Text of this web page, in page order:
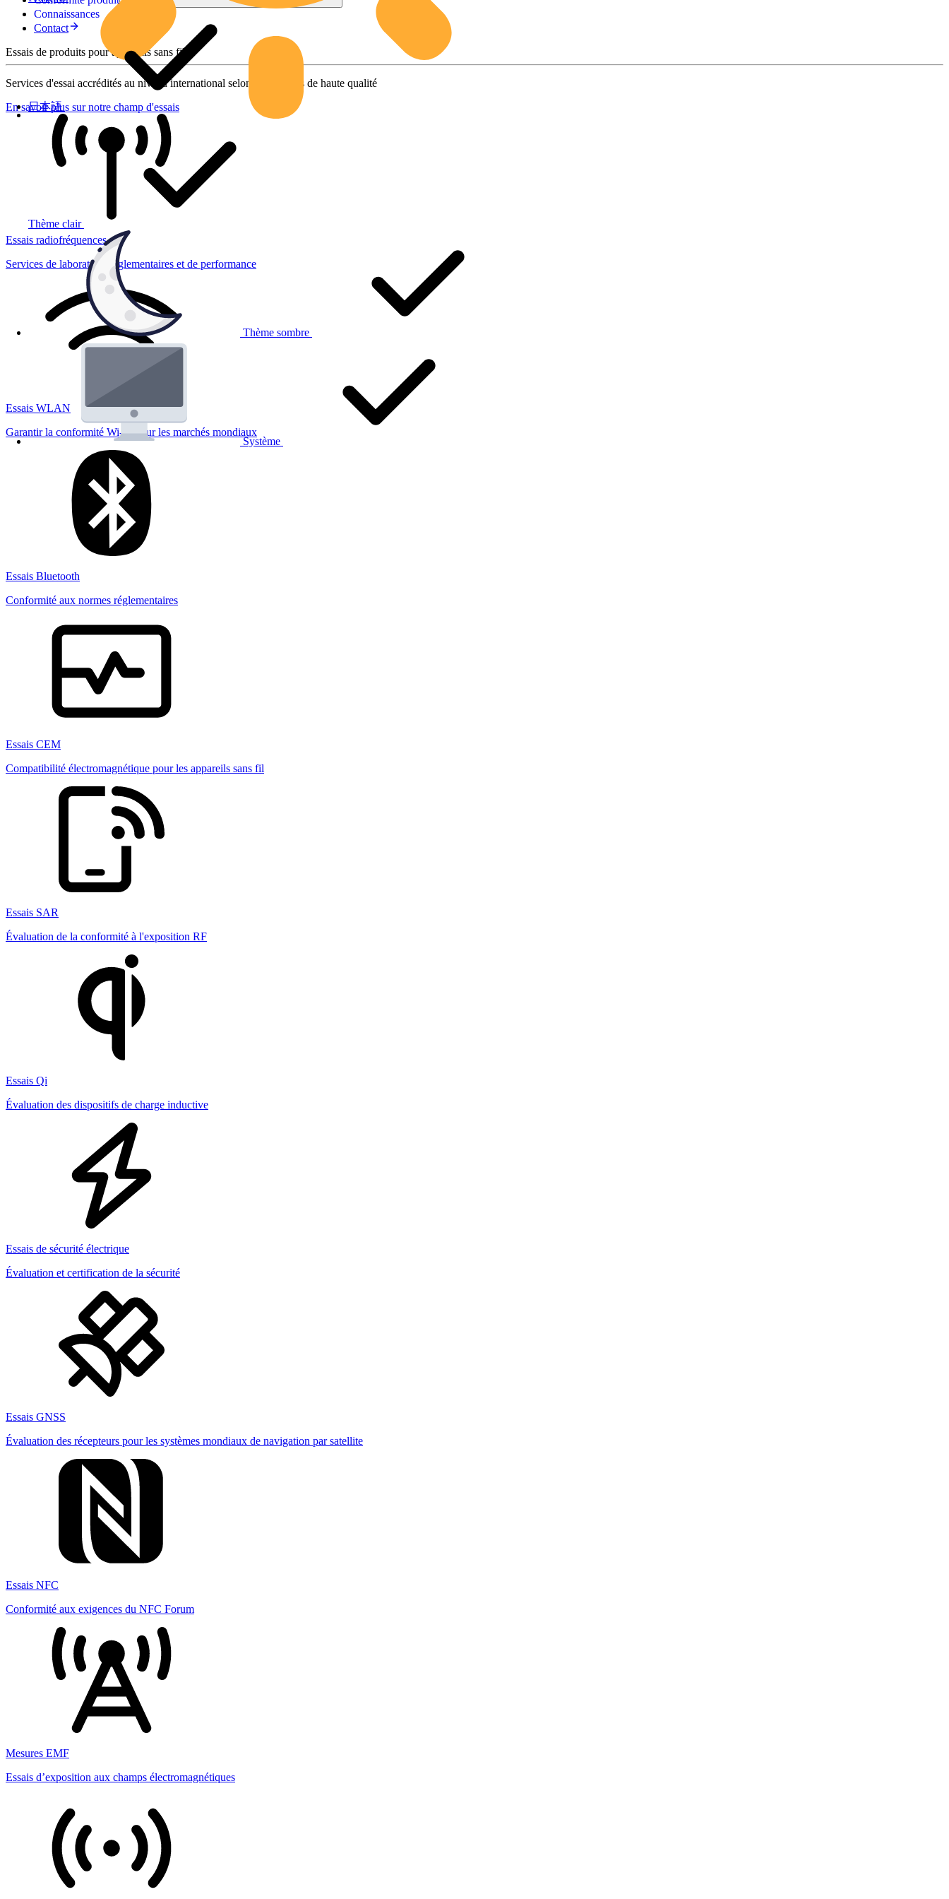
Thème clair
Thème sombre
Système
日本語
Connaissances
Contact
Essais de produits pour appareils sans fil
Services d'essai accrédités au niveau international selon des normes de haute qualité
En savoir plus sur notre champ d'essais
Essais radiofréquences
Services de laboratoire réglementaires et de performance
Essais WLAN
Garantir la conformité Wi-Fi pour les marchés mondiaux
Essais Bluetooth
Conformité aux normes réglementaires
Essais CEM
Compatibilité électromagnétique pour les appareils sans fil
Essais SAR
Évaluation de la conformité à l'exposition RF
Essais Qi
Évaluation des dispositifs de charge inductive
Essais de sécurité électrique
Évaluation et certification de la sécurité
Essais GNSS
Évaluation des récepteurs pour les systèmes mondiaux de navigation par satellite
Essais NFC
Conformité aux exigences du NFC Forum
Mesures EMF
Essais d’exposition aux champs électromagnétiques